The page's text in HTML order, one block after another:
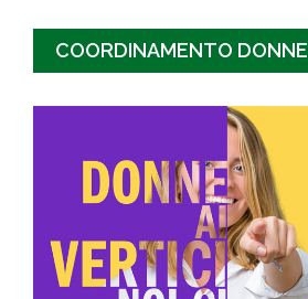
COORDINAMENTO DONNE